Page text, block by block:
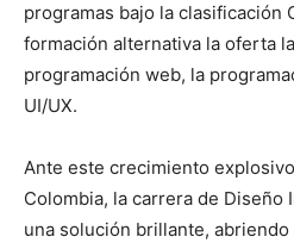
programas bajo la clasificación
formación alternativa la oferta
programación web, la
UI/UX.
Ante este crecimiento
Colombia, la carrera de Diseño
una solución brillante,